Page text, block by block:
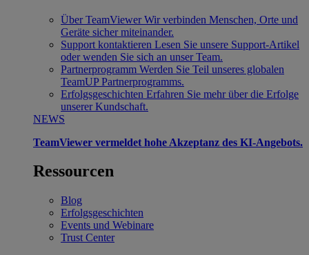
Über TeamViewer Wir verbinden Menschen, Orte und
Geräte sicher miteinander.
Support kontaktieren Lesen Sie unsere Support-Artikel
oder wenden Sie sich an unser Team.
Partnerprogramm Werden Sie Teil unseres globalen
TeamUP Partnerprogramms.
Erfolgsgeschichten Erfahren Sie mehr über die Erfolge
unserer Kundschaft.
NEWS
TeamViewer vermeldet hohe Akzeptanz des KI-Angebots.
Ressourcen
Blog
Erfolgsgeschichten
Events und Webinare
Trust Center